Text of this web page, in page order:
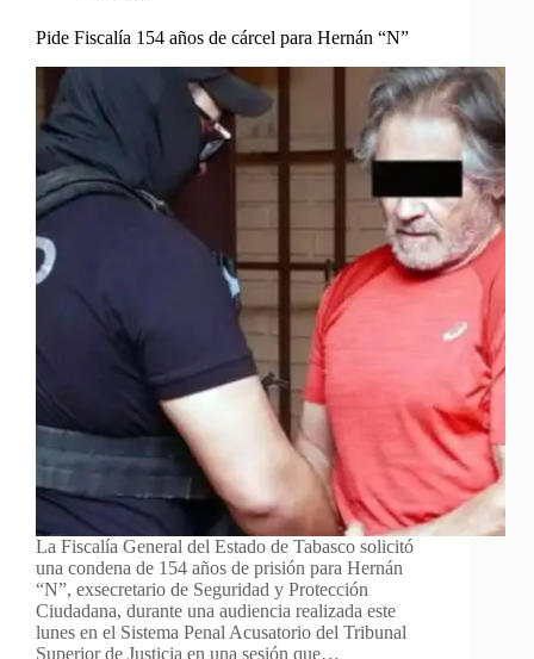
Pide Fiscalía 154 años de cárcel para Hernán “N”
La Fiscalía General del Estado de Tabasco solicitó
una condena de 154 años de prisión para Hernán
“N”, exsecretario de Seguridad y Protección
Ciudadana, durante una audiencia realizada este
lunes en el Sistema Penal Acusatorio del Tribunal
Superior de Justicia en una sesión que…